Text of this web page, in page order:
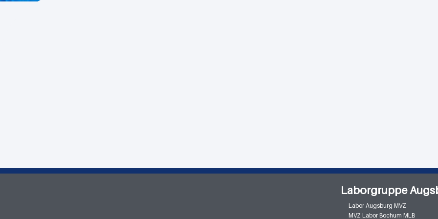
Laborgruppe
Labor Augsburg MVZ
MVZ Labor Bochum MLB